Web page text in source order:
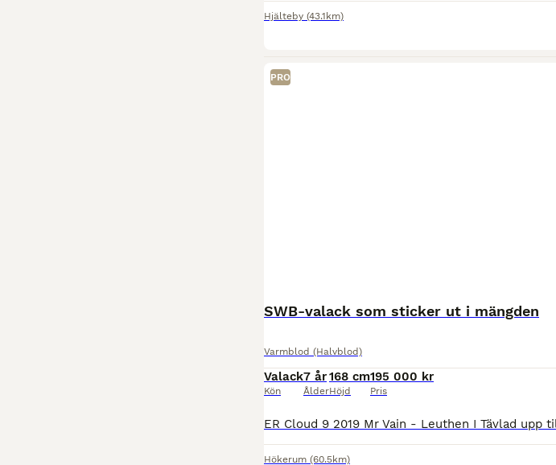
Hjälteby (43.1km)
PRO
SWB-valack som sticker ut i mängden
Varmblod (Halvblod)
Valack
Kön
7 år
Ålder
168 cm
Höjd
195 000 kr
Pris
Hökerum (60.5km)